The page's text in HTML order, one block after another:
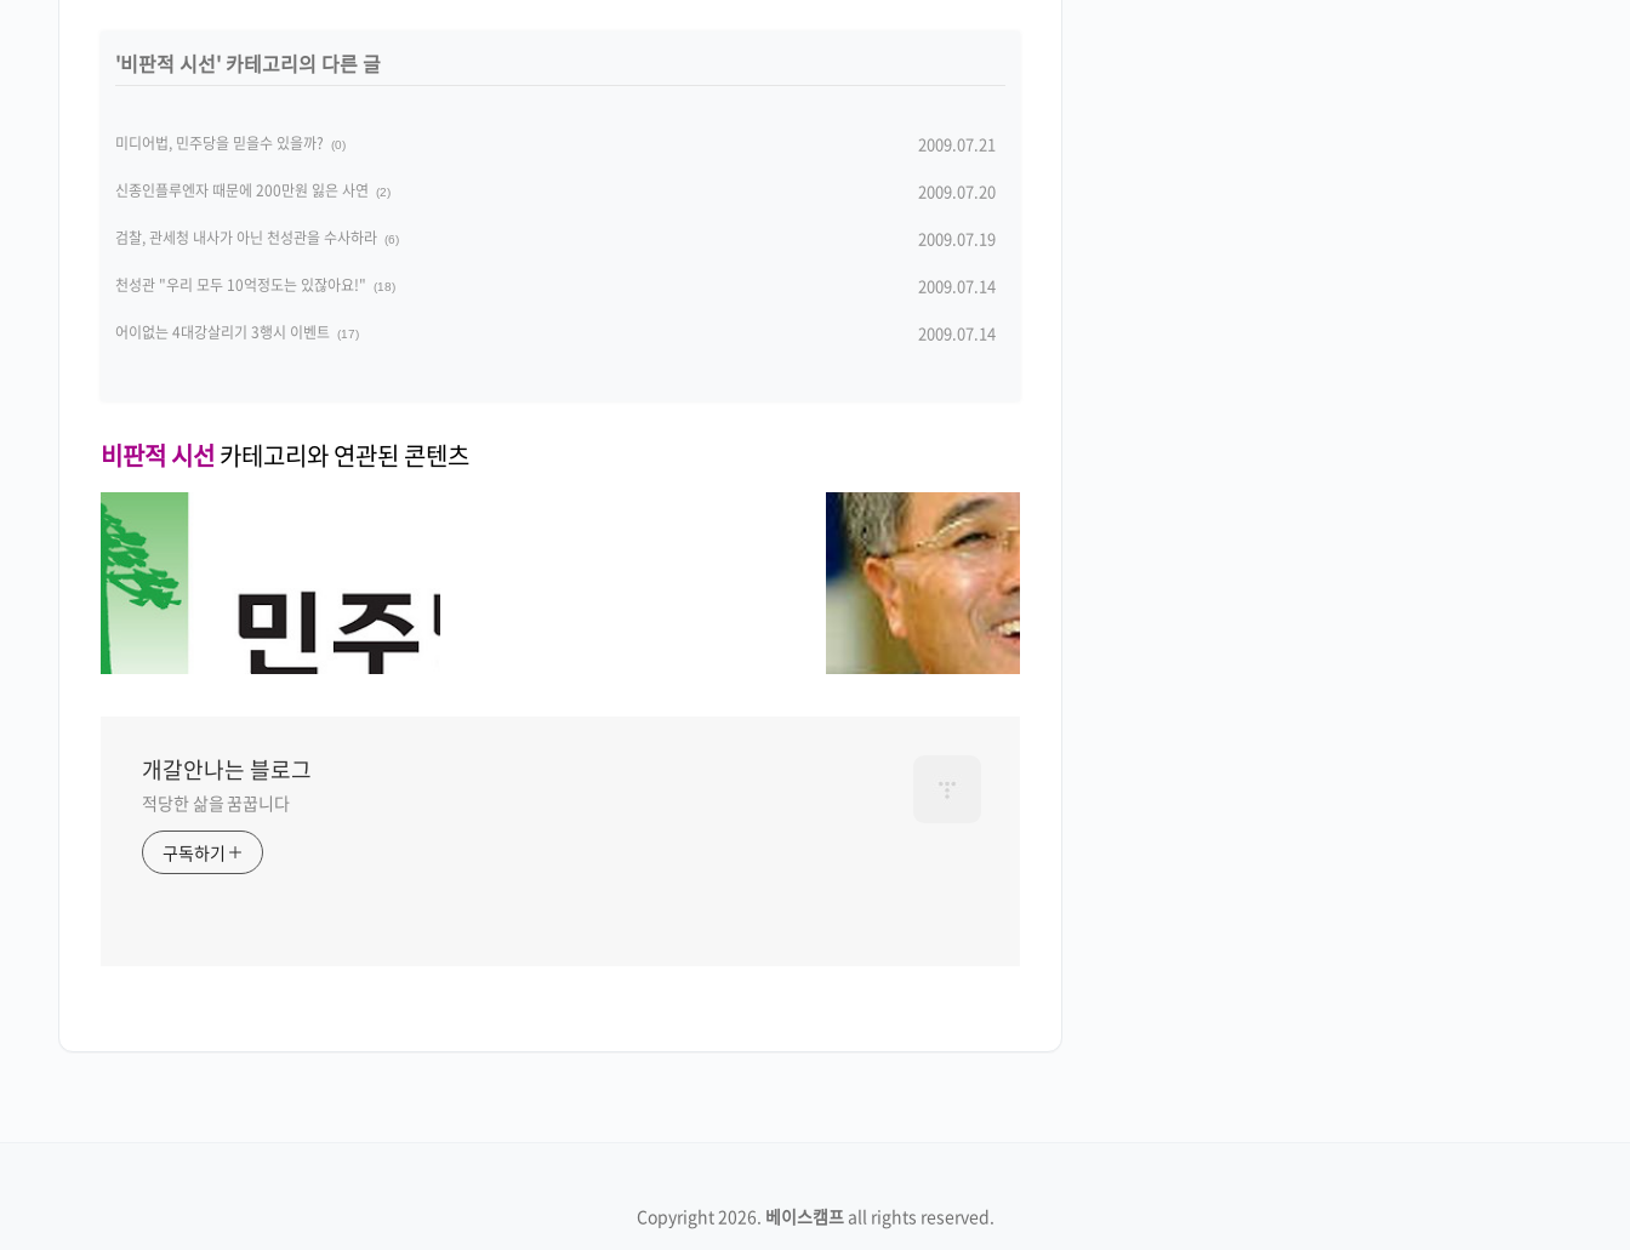
'비판적 시선' 카테고리의 다른 글
미디어법, 민주당을 믿을수 있을까? (0) 2009.07.21
신종인플루엔자 때문에 200만원 잃은 사연 (2) 2009.07.20
검찰, 관세청 내사가 아닌 천성관을 수사하라 (6) 2009.07.19
천성관 "우리 모두 10억정도는 있잖아요!" (18) 2009.07.14
어이없는 4대강살리기 3행시 이벤트 (17) 2009.07.14
비판적 시선 카테고리와 연관된 콘텐츠
개갈안나는 블로그
적당한 삶을 꿈꿉니다
구독하기
Copyright 2026. 베이스캠프all rights reserved.